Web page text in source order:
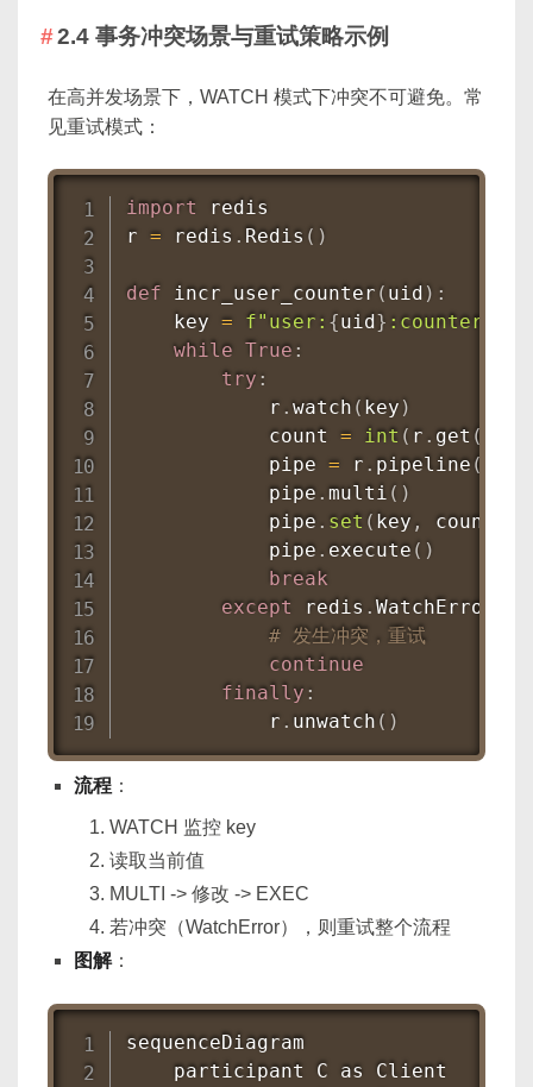
2.4 事务冲突场景与重试策略示例
在高并发场景下，WATCH 模式下冲突不可避免。常
见重试模式：
import redis
r = redis . Redis ( )
def incr_user_counter ( uid ) :
    key
= f"user: {uid } :counter"
while True :
try :
            r
. watch ( key )
            count
= int ( r . get (
            pipe
= r . pipeline (
            pipe
. multi ( )
            pipe
. set ( key , count
            pipe
. execute ( )
break
except redis . WatchError
# 发生冲突，重试
continue
finally :
            r
. unwatch ( )
流程 ：
WATCH 监控 key
读取当前值
MULTI -> 修改 -> EXEC
若冲突（WatchError），则重试整个流程
图解：
sequenceDiagram
    participant C as Client